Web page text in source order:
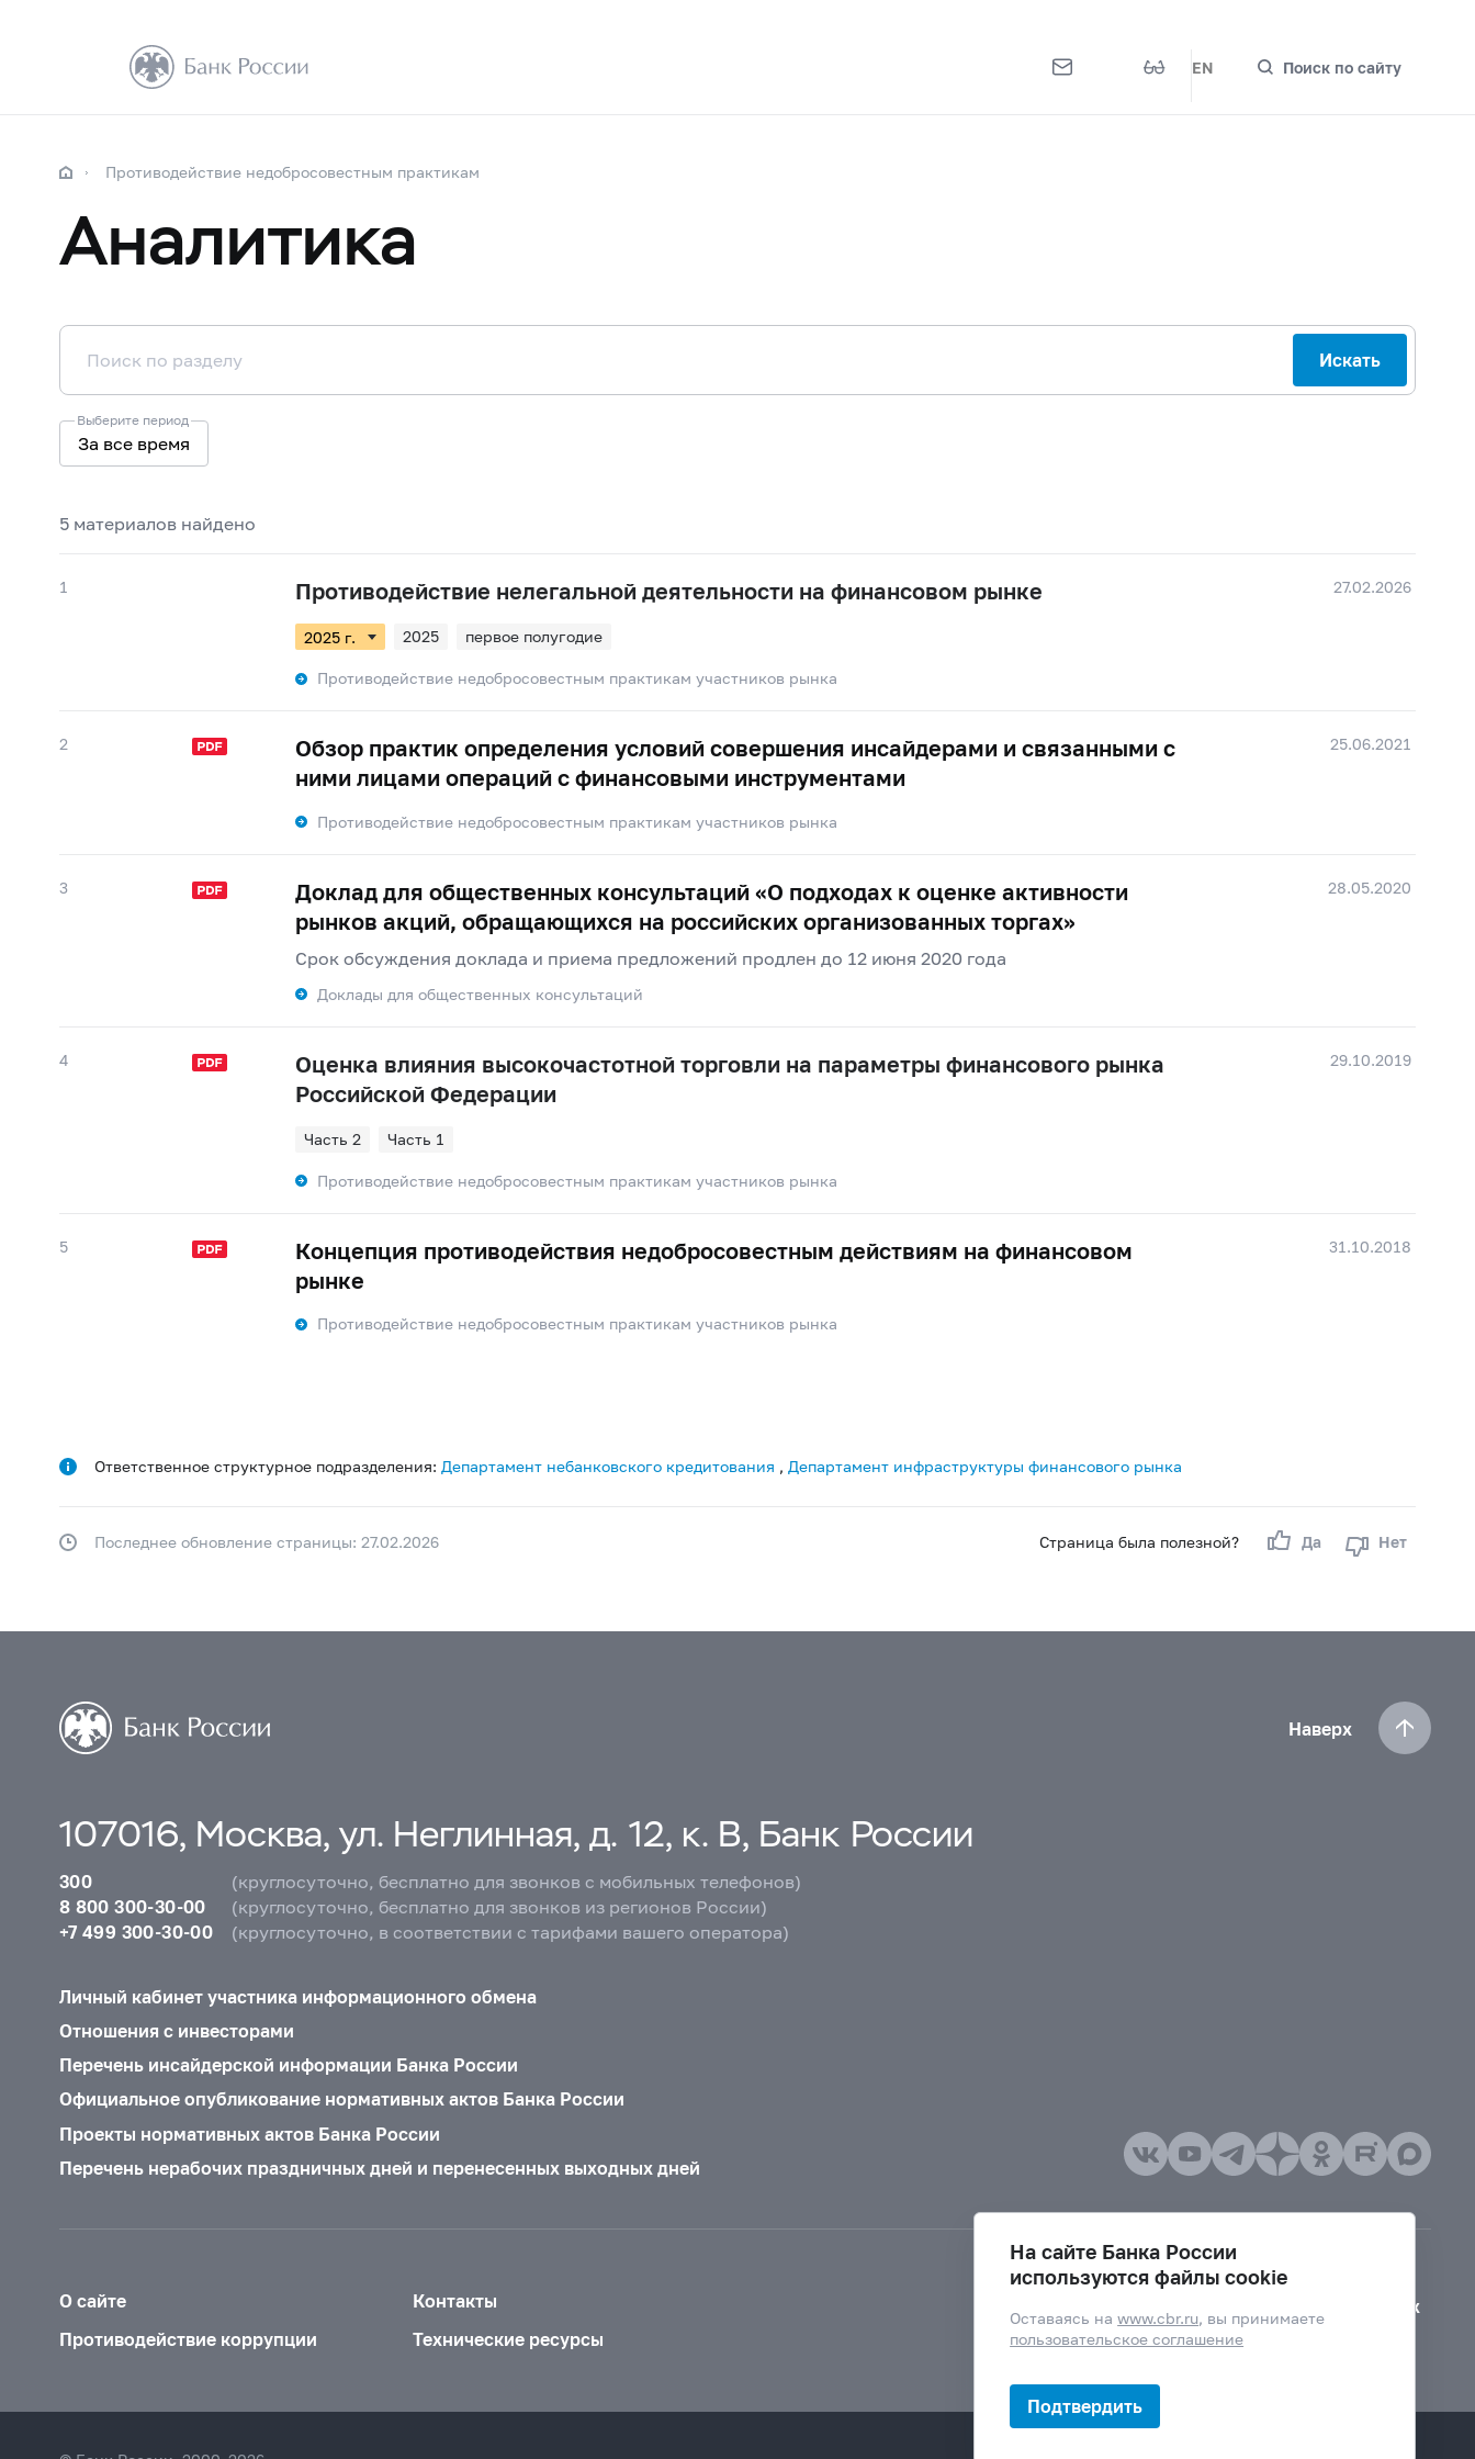
EN Поиск по сайту
Противодействие недобросовестным практикам
Аналитика
Искать
Выберите период
За все время
5 материалов найдено
1 27.02.2026
Противодействие нелегальной деятельности на финансовом рынке
2025 первое полугодие
Противодействие недобросовестным практикам участников рынка
2 25.06.2021
Обзор практик определения условий совершения инсайдерами и связанными с
ними лицами операций с финансовыми инструментами
Противодействие недобросовестным практикам участников рынка
3 28.05.2020
Доклад для общественных консультаций «О подходах к оценке активности
рынков акций, обращающихся на российских организованных торгах»
Срок обсуждения доклада и приема предложений продлен до 12 июня 2020 года
Доклады для общественных консультаций
4 29.10.2019
Оценка влияния высокочастотной торговли на параметры финансового рынка
Российской Федерации
Часть 2 Часть 1
Противодействие недобросовестным практикам участников рынка
5 31.10.2018
Концепция противодействия недобросовестным действиям на финансовом
рынке
Противодействие недобросовестным практикам участников рынка
Ответственное структурное подразделения: Департамент небанковского кредитования , Департамент инфраструктуры финансового рынка
Страница была полезной? Да Нет
Последнее обновление страницы: 27.02.2026
Наверх
107016, Москва, ул. Неглинная, д. 12, к. В, Банк России
300
(круглосуточно, бесплатно для звонков с мобильных телефонов)
8 800 300-30-00
(круглосуточно, бесплатно для звонков из регионов России)
+7 499 300-30-00
(круглосуточно, в соответствии с тарифами вашего оператора)
Личный кабинет участника информационного обмена
Отношения с инвесторами
Перечень инсайдерской информации Банка России
Официальное опубликование нормативных актов Банка России
Проекты нормативных актов Банка России
Перечень нерабочих праздничных дней и перенесенных выходных дней
О сайте
Контакты
Противодействие коррупции
Технические ресурсы
Версия для слабовидящих
На сайте Банка России
используются файлы cookie
Оставаясь наwww.cbr.ru, вы принимаете
пользовательское соглашение
Подтвердить